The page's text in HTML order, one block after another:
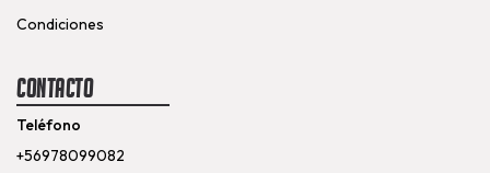
Condiciones
Contacto
Teléfono
+56978099082